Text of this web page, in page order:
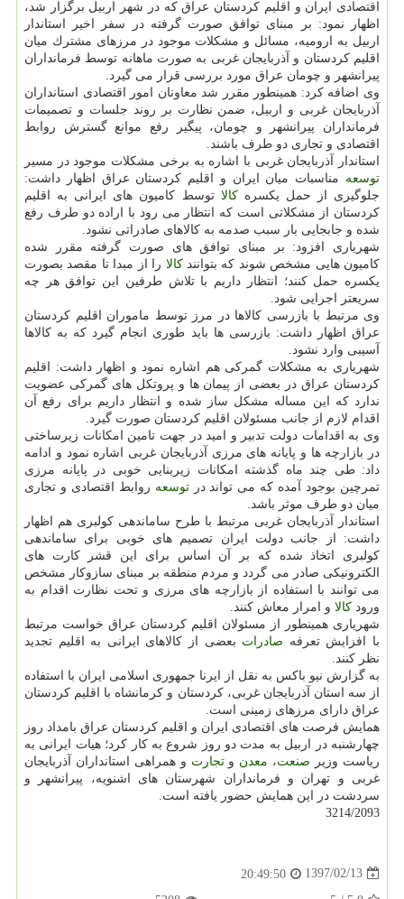
اقتصادی ایران و اقلیم كردستان عراق كه در شهر اربیل برگزار شد،
اظهار نمود: بر مبنای توافق صورت گرفته در سفر اخیر استاندار
اربیل به ارومیه، مسائل و مشكلات موجود در مرزهای مشترك میان
اقلیم كردستان و آذربایجان غربی به صورت ماهانه توسط فرمانداران
پیرانشهر و چومان عراق مورد بررسی قرار می گیرد.
وی اضافه كرد: همینطور مقرر شد معاونان امور اقتصادی استانداران
آذربایجان غربی و اربیل، ضمن نظارت بر روند جلسات و تصمیمات
فرمانداران پیرانشهر و چومان، پیگیر رفع موانع گسترش روابط
اقتصادی و تجاری دو طرف باشند.
استاندار آذربایجان غربی با اشاره به برخی مشكلات موجود در مسیر
توسعه مناسبات میان ایران و اقلیم كردستان عراق اظهار داشت:
جلوگیری از حمل یكسرهكالا توسط كامیون های ایرانی به اقلیم
كردستان از مشكلاتی است كه انتظار می رود با اراده دو طرف رفع
شده و جابجایی بار سبب صدمه به كالاهای صادراتی نشود.
شهریاری افزود: بر مبنای توافق های صورت گرفته مقرر شده
كامیون هایی مشخص شوند كه بتوانندكالا را از مبدا تا مقصد بصورت
یكسره حمل كنند؛ انتظار داریم با تلاش طرفین این توافق هر چه
سریعتر اجرایی شود.
وی مرتبط با بازرسی كالاها در مرز توسط ماموران اقلیم كردستان
عراق اظهار داشت: بازرسی ها باید طوری انجام گیرد كه به كالاها
آسیبی وارد نشود.
شهریاری به مشكلات گمركی هم اشاره نمود و اظهار داشت: اقلیم
كردستان عراق در بعضی از پیمان ها و پروتكل های گمركی عضویت
ندارد كه این مساله مشكل ساز شده و انتظار داریم برای رفع آن
اقدام لازم از جانب مسئولان اقلیم كردستان صورت گیرد.
وی به اقدامات دولت تدبیر و امید در جهت تامین امكانات زیرساختی
در بازارچه ها و پایانه های مرزی آذربایجان غربی اشاره نمود و ادامه
داد: طی چند ماه گذشته امكانات زیربنایی خوبی در پایانه مرزی
تمرچین بوجود آمده كه می تواند درتوسعه روابط اقتصادی و تجاری
میان دو طرف موثر باشد.
استاندار آذربایجان غربی مرتبط با طرح ساماندهی كولبری هم اظهار
داشت: از جانب دولت ایران تصمیم های خوبی برای ساماندهی
كولبری اتخاذ شده كه بر آن اساس برای این قشر كارت های
الكترونیكی صادر می گردد و مردم منطقه بر مبنای سازوكار مشخص
می توانند با استفاده از بازارچه های مرزی و تحت نظارت اقدام به
ورود كالا و امرار معاش كنند.
شهریاری همینطور از مسئولان اقلیم كردستان عراق خواست مرتبط
با افزایش تعرفه صادرات بعضی از كالاهای ایرانی به اقلیم تجدید
نظر كنند.
به گزارش نیو باكس به نقل از ایرنا جمهوری اسلامی ایران با استفاده
از سه استان آذربایجان غربی، كردستان و كرمانشاه با اقلیم كردستان
عراق دارای مرزهای زمینی است.
همایش فرصت های اقتصادی ایران و اقلیم كردستان عراق بامداد روز
چهارشنبه در اربیل به مدت دو روز شروع به كار كرد؛ هیات ایرانی به
ریاست وزیر صنعت، معدن وتجارت و همراهی استانداران آذربایجان
غربی و تهران و فرمانداران شهرستان های اشنویه، پیرانشهر و
سردشت در این همایش حضور یافته است.
3214/2093
1397/02/13
20:49:50